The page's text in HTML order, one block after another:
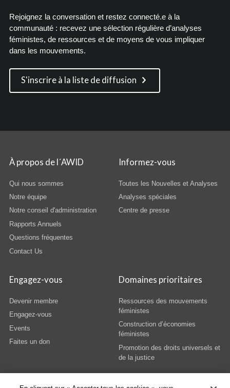
Rejoignez la conversation et restez connecté.e à la
communauté : recevez une sélection régulière d’analyses
féministes, de ressources et de moyens de vous impliquer
dans les mouvements.
S'inscrire à la liste de diffusion
À propos de l´AWID
Qui nous sommes
Notre équipe
Notre conseil d'administration
Rapports Annuels
Questions fréquentes
Contact Us
Informez-vous
Toutes les Nouvelles et Analyses
Analyses spéciales
Centre de presse
Engagez-vous
Devenir membre
Engagez-vous
Events
Faites un don
Domaines prioritaires
Ressources des mouvements
féministes
Construction d’économies
féministes
Promotion des droits universels et
de la justice